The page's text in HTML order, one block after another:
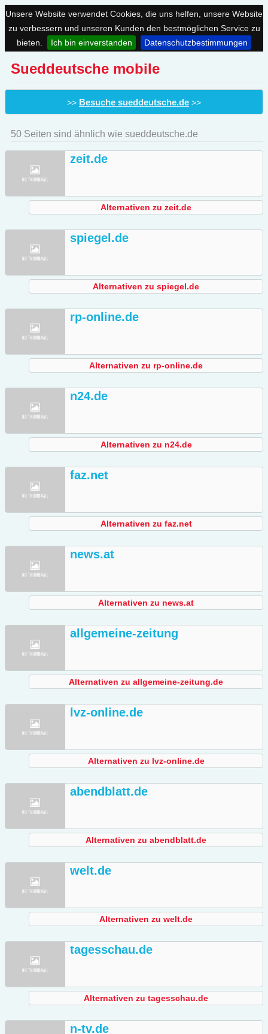
Unsere Website verwendet Cookies, die uns helfen, unsere Website
zu verbessern und unseren Kunden den bestmöglichen Service zu
bieten.
Ich bin einverstanden Datenschutzbestimmungen
Sueddeutsche mobile
>> Besuche sueddeutsche.de >>
50 Seiten sind ähnlich wie sueddeutsche.de
zeit.de
Alternativen zu zeit.de
spiegel.de
Alternativen zu spiegel.de
rp-online.de
Alternativen zu rp-online.de
n24.de
Alternativen zu n24.de
faz.net
Alternativen zu faz.net
news.at
Alternativen zu news.at
allgemeine-zeitung
Alternativen zu allgemeine-zeitung.de
lvz-online.de
Alternativen zu lvz-online.de
abendblatt.de
Alternativen zu abendblatt.de
welt.de
Alternativen zu welt.de
tagesschau.de
Alternativen zu tagesschau.de
n-tv.de